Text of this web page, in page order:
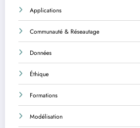
Applications
Communauté & Réseautage
Données
Éthique
Formations
Modélisation